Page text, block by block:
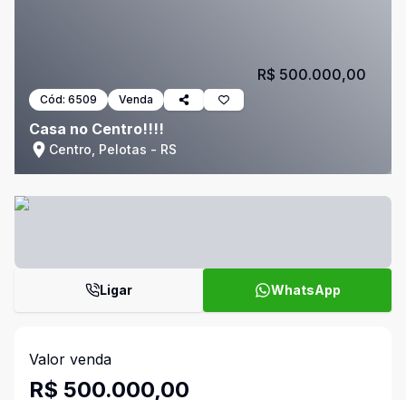
Cód: 6509 Venda
Casa no Centro!!!!
Centro, Pelotas - RS
R$ 500.000,00
Ligar WhatsApp
Valor venda
R$ 500.000,00